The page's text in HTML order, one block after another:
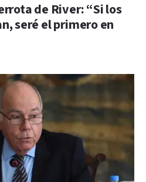
de River: “Si los
seré el primero en